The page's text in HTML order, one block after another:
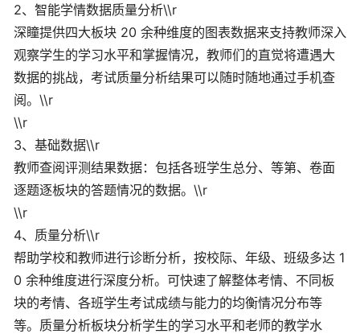
2、智能学情数据质量分析\\r
深瞳提供四大板块 20 余种维度的图表数据来支持教师深入
观察学生的学习水平和掌握情况，教师们的直觉将遭遇大
数据的挑战，考试质量分析结果可以随时随地通过手机查
阅。\\r
\\r
3、基础数据\\r
教师查阅评测结果数据：包括各班学生总分、等第、卷面
逐题逐板块的答题情况的数据。\\r
\\r
4、质量分析\\r
帮助学校和教师进行诊断分析，按校际、年级、班级多达 1
0 余种维度进行深度分析。可快速了解整体考情、不同板
块的考情、各班学生考试成绩与能力的均衡情况分布等
等。质量分析板块分析学生的学习水平和老师的教学水